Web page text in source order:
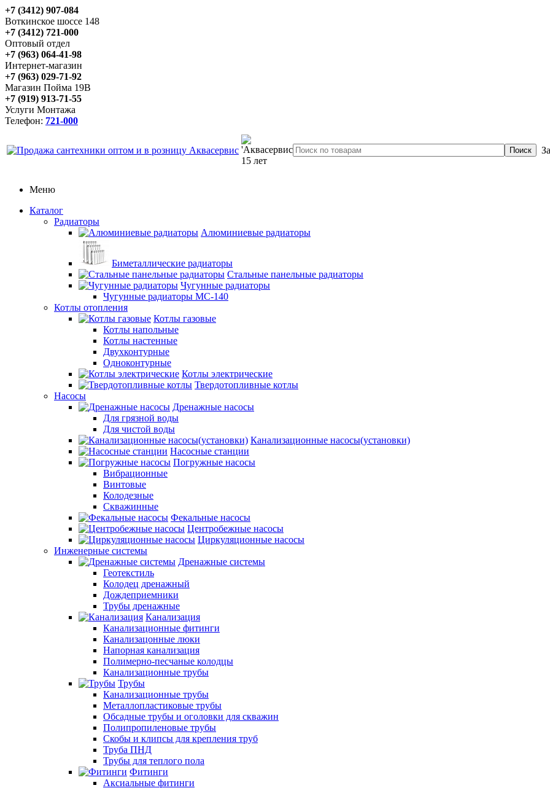
+7 (3412) 907-084
Воткинское шоссе 148
+7 (3412) 721-000
Оптовый отдел
+7 (963) 064-41-98
Интернет-магазин
+7 (963) 029-71-92
Магазин Пойма 19В
+7 (919) 913-71-55
Услуги Монтажа
Телефон: 721-000
Меню
Каталог
Радиаторы
Алюминиевые радиаторы
Биметаллические радиаторы
Стальные панельные радиаторы
Чугунные радиаторы
Чугунные радиаторы МС-140
Котлы отопления
Котлы газовые
Котлы напольные
Котлы настенные
Двухконтурные
Одноконтурные
Котлы электрические
Твердотопливные котлы
Насосы
Дренажные насосы
Для грязной воды
Для чистой воды
Канализационные насосы(установки)
Насосные станции
Погружные насосы
Вибрационные
Винтовые
Колодезные
Скважинные
Фекальные насосы
Центробежные насосы
Циркуляционные насосы
Инженерные системы
Дренажные системы
Геотекстиль
Колодец дренажный
Дождеприемники
Трубы дренажные
Канализация
Канализационные фитинги
Канализацонные люки
Напорная канализация
Полимерно-песчаные колодцы
Канализационные трубы
Трубы
Канализационные трубы
Металлопластиковые трубы
Обсадные трубы и оголовки для скважин
Полипропиленовые трубы
Скобы и клипсы для крепления труб
Труба ПНД
Трубы для теплого пола
Фитинги
Аксиальные фитинги